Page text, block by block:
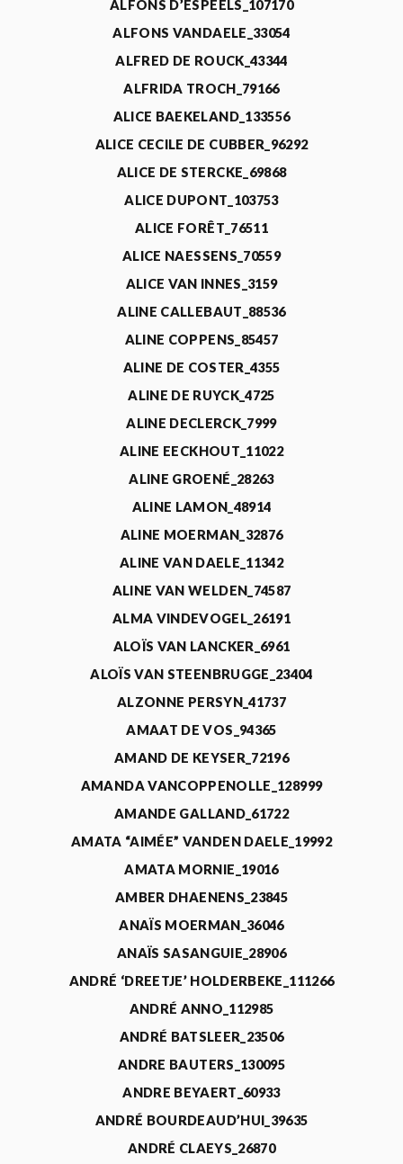
ALFONS D’ESPEELS_107170
ALFONS VANDAELE_33054
ALFRED DE ROUCK_43344
ALFRIDA TROCH_79166
ALICE BAEKELAND_133556
ALICE CECILE DE CUBBER_96292
ALICE DE STERCKE_69868
ALICE DUPONT_103753
ALICE FORÊT_76511
ALICE NAESSENS_70559
ALICE VAN INNES_3159
ALINE CALLEBAUT_88536
ALINE COPPENS_85457
ALINE DE COSTER_4355
ALINE DE RUYCK_4725
ALINE DECLERCK_7999
ALINE EECKHOUT_11022
ALINE GROENÉ_28263
ALINE LAMON_48914
ALINE MOERMAN_32876
ALINE VAN DAELE_11342
ALINE VAN WELDEN_74587
ALMA VINDEVOGEL_26191
ALOÏS VAN LANCKER_6961
ALOÏS VAN STEENBRUGGE_23404
ALZONNE PERSYN_41737
AMAAT DE VOS_94365
AMAND DE KEYSER_72196
AMANDA VANCOPPENOLLE_128999
AMANDE GALLAND_61722
AMATA “AIMÉE” VANDEN DAELE_19992
AMATA MORNIE_19016
AMBER DHAENENS_23845
ANAÏS MOERMAN_36046
ANAÏS SASANGUIE_28906
ANDRÉ ‘DREETJE’ HOLDERBEKE_111266
ANDRÉ ANNO_112985
ANDRÉ BATSLEER_23506
ANDRE BAUTERS_130095
ANDRE BEYAERT_60933
ANDRÉ BOURDEAUD’HUI_39635
ANDRÉ CLAEYS_26870